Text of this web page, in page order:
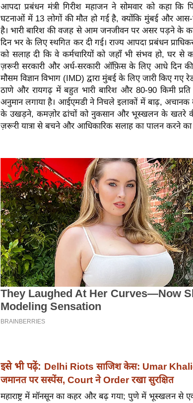
आपदा प्रबंधन मंत्री गिरीश महाजन ने सोमवार को कहा कि
घटनाओं में 13 लोगों की मौत हो गई है, क्योंकि मुंबई और आस-
है। भारी बारिश की वजह से आम जनजीवन पर असर पड़ने के कारण
दिन भर के लिए स्थगित कर दी गई। राज्य आपदा प्रबंधन
को सलाह दी कि वे कर्मचारियों को जहाँ भी संभव हो, घर से
ज़रूरी सरकारी और अर्ध-सरकारी ऑफ़िस के लिए आधे दिन की
मौसम विज्ञान विभाग (IMD) द्वारा मुंबई के लिए जारी किए
ठाणे और रायगढ़ में बहुत भारी बारिश और 80-90 किमी
अनुमान लगाया है। आईएमडी ने निचले इलाकों में बाढ़,
के उखड़ने, कमज़ोर ढांचों को नुकसान और भूस्खलन के खतरे की
ज़रूरी यात्रा से बचने और आधिकारिक सलाह का पालन करने का
इसे भी पढ़ें: Delhi Riots साजिश केस: Umar
जमानत पर सस्पेंस, Court ने Order रखा सुरक्षित
महाराष्ट्र में मॉनसून का कहर और बढ़ गया; पुणे में भूस्खलन से